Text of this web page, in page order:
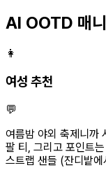
AI OOTD 매
👩
여성 추천
💬
여름밤 야외 축제니까
팔 티, 그리고 포인트
스트랩 샌들 (잔디밭